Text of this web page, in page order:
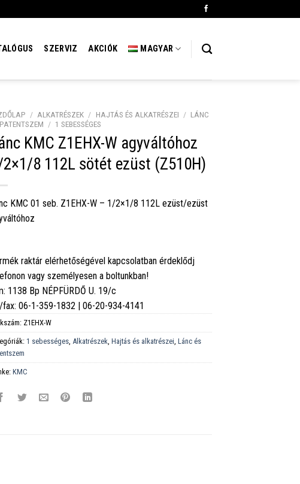
SZERVIZ AKCIÓK MAGYAR
/ ALKATRÉSZEK / HAJTÁS ÉS ALKATRÉSZEI / LÁNC
/ 1 SEBESSÉGES
KMC Z1EHX-W agyváltóhoz
8 112L sötét ezüst (Z510H)
KMC 01 seb. Z1EHX-W – 1/2×1/8 112L ezüst/ezüst
raktár elérhetőségével kapcsolatban érdeklődj
vagy személyesen a boltunkban!
1138 Bp NÉPFÜRDŐ U. 19/c
06-1-359-1832 | 06-20-934-4141
Z1EHX-W
1 sebességes Alkatrészek ,Hajtás és alkatrészei ,Lánc és
KMC